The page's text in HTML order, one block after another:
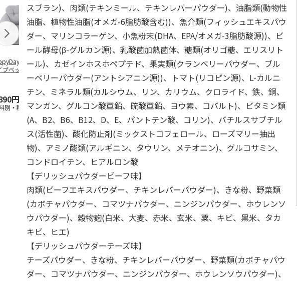
2wayド
ブベッド グレ
円
別・税込)
獣医師開発 ニオイ
をとる砂専用 猫ト
イレ ナチュラルグ
1,550円
(送料別・税込)
デオトイレ 飛び散
らない消臭・抗菌サ
ンド 4L
1,320円
(送料別・税込)
無添加良品 カムカ
ムデンタルコーン
ぐるぐるボーン型 S
470円
(送料別・税込)
銀のスプーン パウ
チ 健康に育つ子ね
こ用 まぐろ・かつ
120円
(送料別・税込)
スブラン)、肉類(チキンミール、チキンレバーパウダー)、油脂類(動物性
油脂、植物性油脂(オメガ-6脂肪酸含む))、魚介類(フィッシュエキスパウ
ダー、マリンコラーゲン、小魚粉末(DHA、EPA/オメガ-3脂肪酸源))、ビ
ール酵母(β-グルカン源)、乳酸菌加熱菌体、糖類(オリゴ糖、エリスリト
ール)、カゼインホスホペプチド、果実類(クランベリーパウダー、ブル
ーベリーパウダー(アントシアニン源))、トマト(リコピン源)、L-カルニ
チン、ミネラル類(カルシウム、リン、カリウム、クロライド、鉄、銅、
マンガン、グルコン酸亜鉛、硫酸亜鉛、ヨウ素、コバルト)、ビタミン類
(A、B2、B6、B12、D、E、パントテン酸、コリン)、バチルスサブチル
ス(活性菌)、酸化防止剤(ミックストコフェロール、ローズマリー抽出
物)、アミノ酸類(アルギニン、タウリン、メチオニン)、グルコサミン、
コンドロイチン、ヒアルロン酸
【デリッシュパウダービーフ味】
肉類(ビーフエキスパウダー、チキンレバーパウダー)、きな粉、野菜類
(カボチャパウダー、コマツナパウダー、ニンジンパウダー、ホウレンソ
ウパウダー)、穀物麹(白米、大麦、赤米、玄米、粟、キビ、黒米、タカ
キビ、ヒエ)
【デリッシュパウダーチーズ味】
チーズパウダー、きな粉、チキンレバーパウダー、野菜類(カボチャパウ
ダー、コマツナパウダー、ニンジンパウダー、ホウレンソウパウダー)、